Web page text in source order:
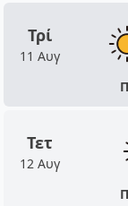
Τρί
11 Αυγ
Τετ
12 Αυγ